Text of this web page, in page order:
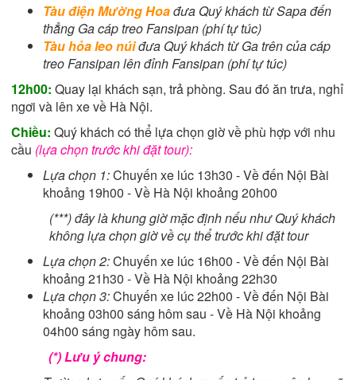
Tàu điện Mường Hoađưa Quý khách từ Sapa đến
thẳng Ga cáp treo Fansipan (phí tự túc)
Tàu hỏa leo núiđưa Quý khách từ Ga trên của cáp
treo Fansipan lên đỉnh Fansipan (phí tự túc)
12h00: Quay lại khách sạn, trả phòng. Sau đó ăn trưa, nghỉ
ngơi và lên xe về Hà Nội.
Chiều: Quý khách có thể lựa chọn giờ về phù hợp với nhu
cầu (lựa chọn trước khi đặt tour):
Lựa chọn 1:Chuyến xe lúc 13h30 - Về đến Nội Bài
khoảng 19h00 - Về Hà Nội khoảng 20h00
(***) đây là khung giờ mặc định nếu như Quý khách
không lựa chọn giờ về cụ thể trước khi đặt tour
Lựa chọn 2:Chuyến xe lúc 16h00 - Về đến Nội Bài
khoảng 21h30 - Về Hà Nội khoảng 22h30
Lựa chọn 3:Chuyến xe lúc 22h00 - Về đến Nội Bài
khoảng 03h00 sáng hôm sau - Về Hà Nội khoảng
04h00 sáng ngày hôm sau.
(*) Lưu ý chung: